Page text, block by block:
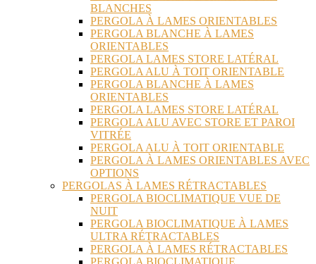
BLANCHES
PERGOLA À LAMES ORIENTABLES
PERGOLA BLANCHE À LAMES
ORIENTABLES
PERGOLA LAMES STORE LATÉRAL
PERGOLA ALU À TOIT ORIENTABLE
PERGOLA BLANCHE À LAMES
ORIENTABLES
PERGOLA LAMES STORE LATÉRAL
PERGOLA ALU AVEC STORE ET PAROI
VITRÉE
PERGOLA ALU À TOIT ORIENTABLE
PERGOLA À LAMES ORIENTABLES AVEC
OPTIONS
PERGOLAS À LAMES RÉTRACTABLES
PERGOLA BIOCLIMATIQUE VUE DE
NUIT
PERGOLA BIOCLIMATIQUE À LAMES
ULTRA RÉTRACTABLES
PERGOLA À LAMES RÉTRACTABLES